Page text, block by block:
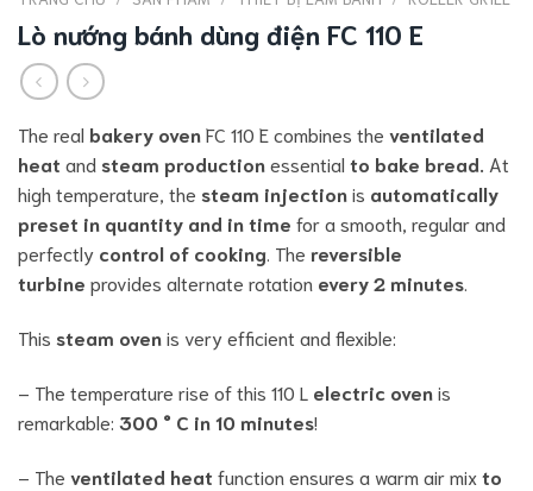
Lò nướng bánh dùng điện FC 110 E
The real bakery ovenFC 110 E combines the ventilated
heat and steam productionessential to bake bread. At
high temperature, the steam injectionis automatically
preset in quantity and in time for a smooth, regular and
perfectly control of cooking. The reversible
turbine provides alternate rotation every 2 minutes.
This steam ovenis very efficient and flexible:
– The temperature rise of this 110 L electric ovenis
remarkable: 300 ° C in 10 minutes!
– The ventilated heat function ensures a warm air mixto